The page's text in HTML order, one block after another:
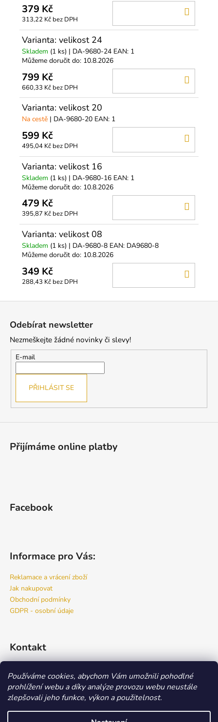
Používáme cookies, abychom Vám umožnili pohodlné
prohlížení webu a díky analýze provozu webu neustále
zlepšovali jeho funkce, výkon a použitelnost.
379 Kč
313,22 Kč bez DPH
Varianta: velikost 24
Skladem (1 ks) | DA-9680-24 EAN: 1
Můžeme doručit do: 10.8.2026
799 Kč
660,33 Kč bez DPH
Varianta: velikost 20
Na cestě | DA-9680-20 EAN: 1
599 Kč
495,04 Kč bez DPH
Varianta: velikost 16
Skladem (1 ks) | DA-9680-16 EAN: 1
Můžeme doručit do: 10.8.2026
479 Kč
395,87 Kč bez DPH
Varianta: velikost 08
Skladem (1 ks) | DA-9680-8 EAN: DA9680-8
Můžeme doručit do: 10.8.2026
349 Kč
288,43 Kč bez DPH
Odebírat newsletter
Nezmeškejte žádné novinky či slevy!
E-mail
PŘIHLÁSIT SE
Přijímáme online platby
Facebook
Informace pro Vás:
Reklamace a vrácení zboží
Jak nakupovat
Obchodní podmínky
GDPR - osobní údaje
Kontakt
777 444 460
777 444 470
Náš FACEBOOK